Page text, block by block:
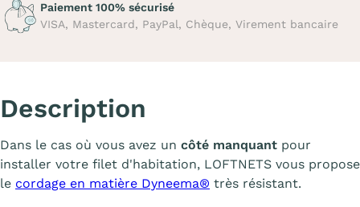
Paiement 100% sécurisé
VISA, Mastercard, PayPal, Chèque, Virement bancaire
Description
Dans le cas où vous avez un côté manquant pour
installer votre filet d'habitation, LOFTNETS vous propose
le cordage en matière Dyneema® très résistant.